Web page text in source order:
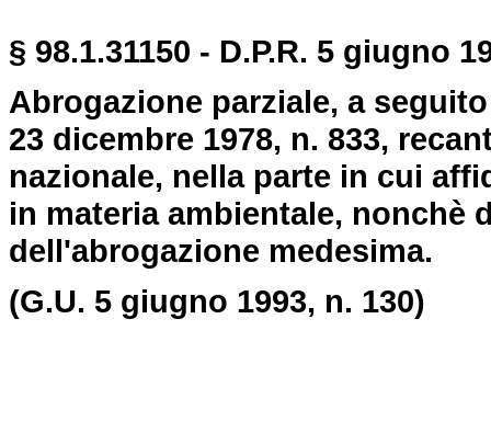
§ 98.1.31150 - D.P.R. 5 giugno
Abrogazione parziale, a
23 dicembre 1978, n. 833,
nazionale, nella parte in cui
in materia ambientale, nonchè
dell'abrogazione medesima.
(G.U. 5 giugno 1993, n. 130)